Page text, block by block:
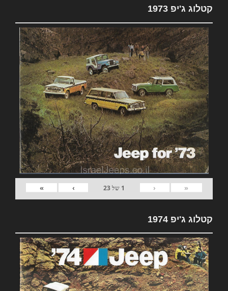
קטלוג ג'יפ 1973
«
‹
1 של23
›
»
קטלוג ג'יפ 1974